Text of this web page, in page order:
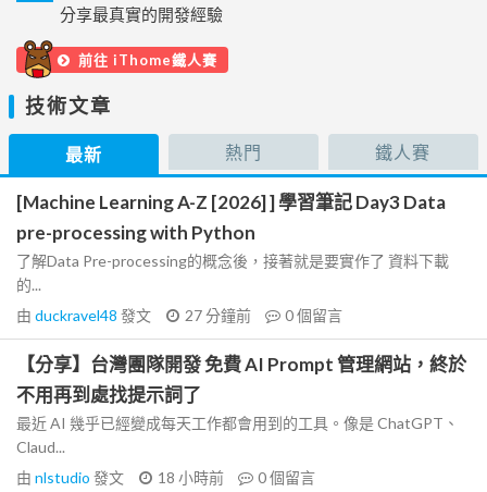
分享最真實的開發經驗
前往 iThome鐵人賽
技術文章
最新 熱門 鐵人賽
[Machine Learning A-Z [2026] ] 學習筆記 Day3 Data
pre-processing with Python
了解Data Pre-processing的概念後，接著就是要實作了 資料下載
的...
由 duckravel48 發文 27 分鐘前 0個留言
【分享】台灣團隊開發 免費 AI Prompt 管理網站，終於
不用再到處找提示詞了
最近 AI 幾乎已經變成每天工作都會用到的工具。像是 ChatGPT、
Claud...
由 nlstudio 發文 18 小時前 0個留言